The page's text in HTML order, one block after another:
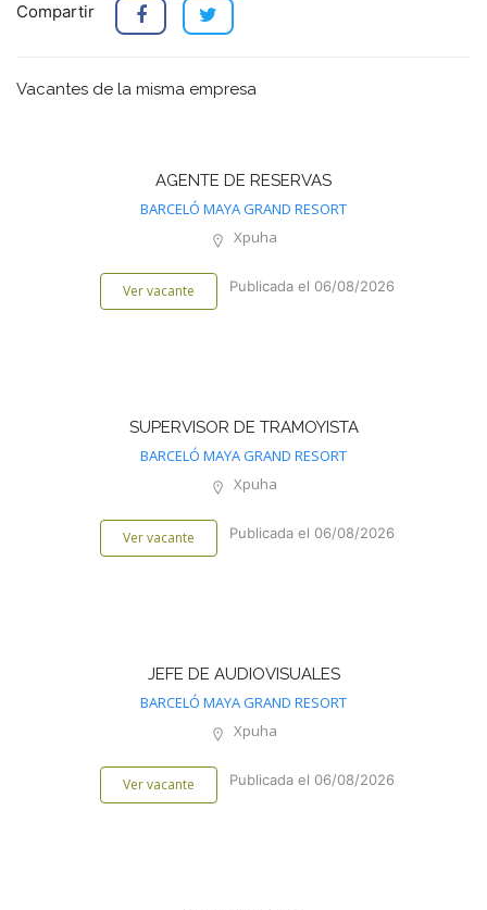
Compartir
Vacantes de la misma empresa
AGENTE DE RESERVAS
BARCELÓ MAYA GRAND RESORT
Xpuha
Ver vacante Publicada el 06/08/2026
SUPERVISOR DE TRAMOYISTA
BARCELÓ MAYA GRAND RESORT
Xpuha
Ver vacante Publicada el 06/08/2026
JEFE DE AUDIOVISUALES
BARCELÓ MAYA GRAND RESORT
Xpuha
Ver vacante Publicada el 06/08/2026